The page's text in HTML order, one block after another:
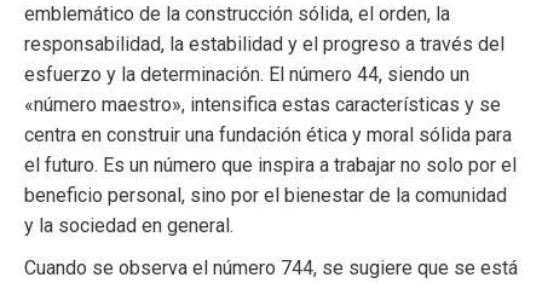
emblemático de la construcción sólida, el orden, la
responsabilidad, la estabilidad y el progreso a través del
esfuerzo y la determinación. El número 44, siendo un
«número maestro», intensifica estas características y se
centra en construir una fundación ética y moral sólida para
el futuro. Es un número que inspira a trabajar no solo por el
beneficio personal, sino por el bienestar de la comunidad
y la sociedad en general.
Cuando se observa el número 744, se sugiere que se está